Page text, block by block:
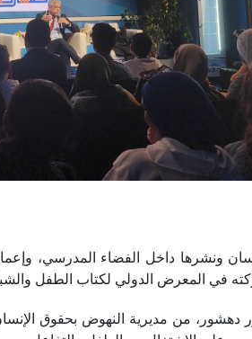
ونشرها داخل الفضاء المدرسي،
الدولي لكتاب الطفل والشباب، يوم
دهشور، من مديرية النهوض بحقوق